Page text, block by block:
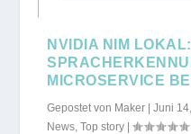
NVIDIA NIM
MICROSERVICE
Gepostet von Maker |Juni
News ,Top story |